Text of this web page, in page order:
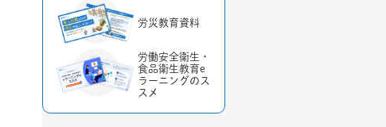
労災教育資料
労働安全衛生・
食品衛生教育e
ラーニングのス
スメ